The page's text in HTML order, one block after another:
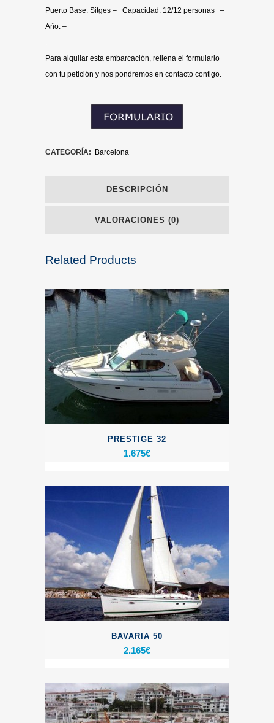
Puerto Base: Sitges – Capacidad: 12/12 personas –
Año: –
Para alquilar esta embarcación, rellena el formulario
con tu petición y nos pondremos en contacto contigo.
CATEGORÍA: Barcelona
DESCRIPCIÓN
VALORACIONES (0)
Related Products
PRESTIGE 32
1.675€
BAVARIA 50
2.165€